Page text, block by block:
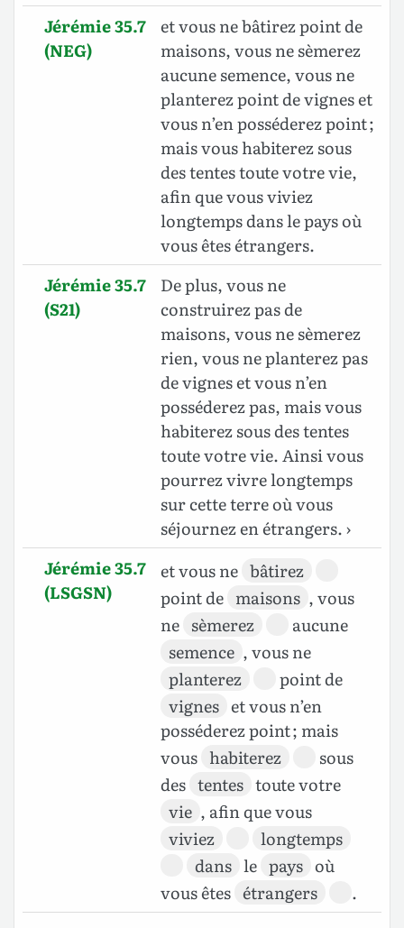
Jérémie 35.7
(NEG)
et vous ne bâtirez point de
maisons, vous ne sèmerez
aucune semence, vous ne
planterez point de vignes et
vous n’en posséderez point ;
mais vous habiterez sous
des tentes toute votre vie,
afin que vous viviez
longtemps dans le pays où
vous êtes étrangers.
Jérémie 35.7
(S21)
De plus, vous ne
construirez pas de
maisons, vous ne sèmerez
rien, vous ne planterez pas
de vignes et vous n’en
posséderez pas, mais vous
habiterez sous des tentes
toute votre vie. Ainsi vous
pourrez vivre longtemps
sur cette terre où vous
séjournez en étrangers. ›
Jérémie 35.7
(LSGSN)
et vous ne bâtirez
point de maisons , vous
ne sèmerez
aucune
semence , vous ne
planterez
point de
vignes et vous n’en
posséderez point ; mais
vous habiterez
sous
des tentes toute votre
vie , afin que vous
viviez
longtemps
dans le pays où
vous êtes étrangers .